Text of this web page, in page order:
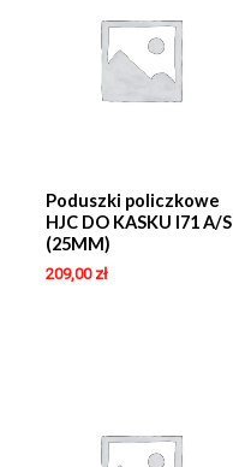
Poduszki policzkowe
HJC DO KASKU I71 A/S
(25MM)
209,00 zł